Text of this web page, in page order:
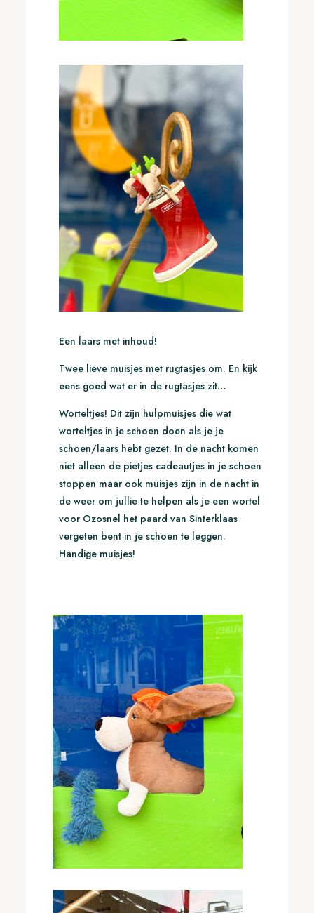
Een laars met inhoud!
Twee lieve muisjes met rugtasjes om. En kijk
eens goed wat er in de rugtasjes zit…
Worteltjes! Dit zijn hulpmuisjes die wat
worteltjes in je schoen doen als je je
schoen/laars hebt gezet. In de nacht komen
niet alleen de pietjes cadeautjes in je schoen
stoppen maar ook muisjes zijn in de nacht in
de weer om jullie te helpen als je een wortel
voor Ozosnel het paard van Sinterklaas
vergeten bent in je schoen te leggen.
Handige muisjes!